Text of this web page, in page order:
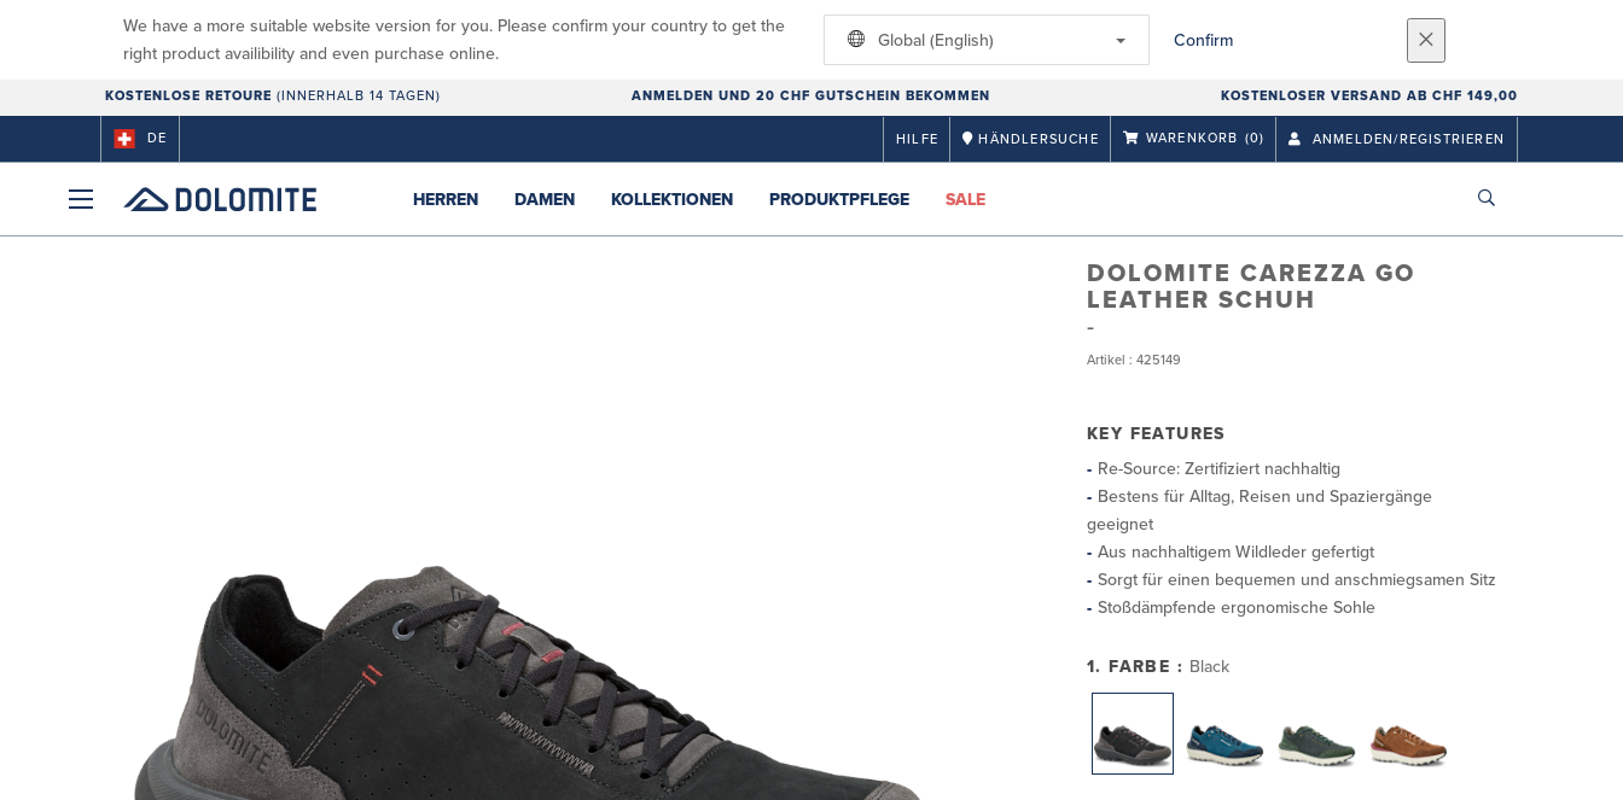
We have a more suitable website version for you. Please confirm your country to get the
right product availibility and even purchase online.
Global (English) Confirm
KOSTENLOSE RETOURE (INNERHALB 14 TAGEN) ANMELDEN UND 20 CHF GUTSCHEIN BEKOMMEN KOSTENLOSER VERSAND AB CHF 149,00
DE HILFE HÄNDLERSUCHE WARENKORB (0) ANMELDEN/REGISTRIEREN
HERREN DAMEN KOLLEKTIONEN PRODUKTPFLEGE SALE
DOLOMITE CAREZZA GO
LEATHER SCHUH
Artikel : 425149
KEY FEATURES
Re-Source: Zertifiziert nachhaltig
Bestens für Alltag, Reisen und Spaziergänge
geeignet
Aus nachhaltigem Wildleder gefertigt
Sorgt für einen bequemen und anschmiegsamen Sitz
Stoßdämpfende ergonomische Sohle
1. FARBE : Black